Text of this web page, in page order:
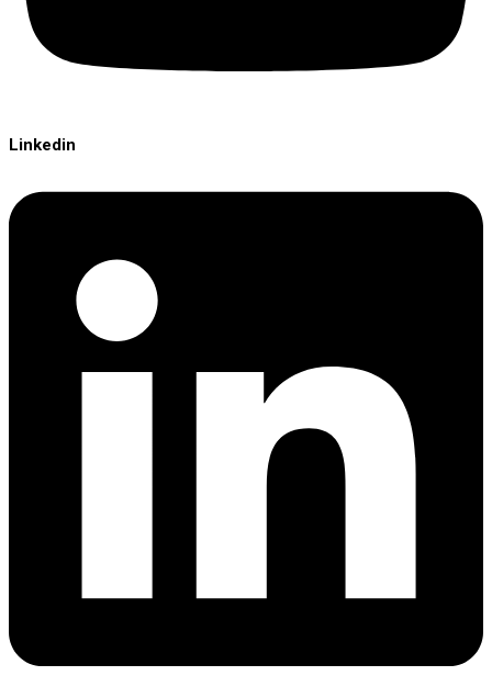
Linkedin